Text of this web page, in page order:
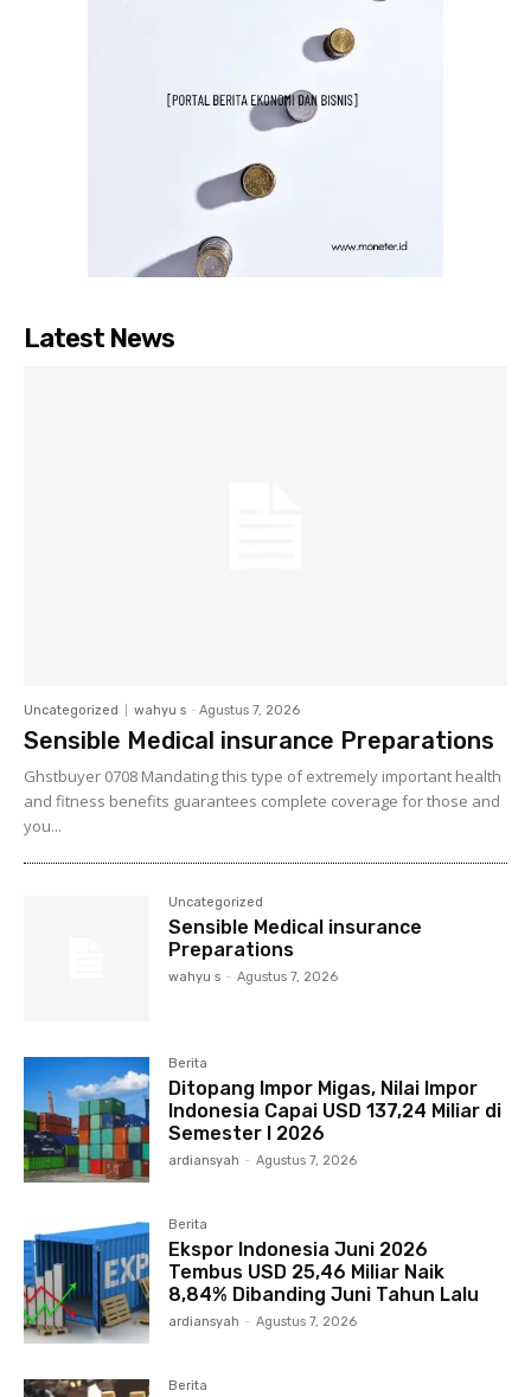
Latest News
Uncategorized wahyu s - Agustus 7, 2026
Sensible Medical insurance Preparations
Ghstbuyer 0708 Mandating this type of extremely important health
and fitness benefits guarantees complete coverage for those and
you...
Uncategorized
Sensible Medical insurance
Preparations
wahyu s - Agustus 7, 2026
Berita
Ditopang Impor Migas, Nilai Impor
Indonesia Capai USD 137,24 Miliar di
Semester I 2026
ardiansyah - Agustus 7, 2026
Berita
Ekspor Indonesia Juni 2026
Tembus USD 25,46 Miliar Naik
8,84% Dibanding Juni Tahun Lalu
ardiansyah - Agustus 7, 2026
Berita